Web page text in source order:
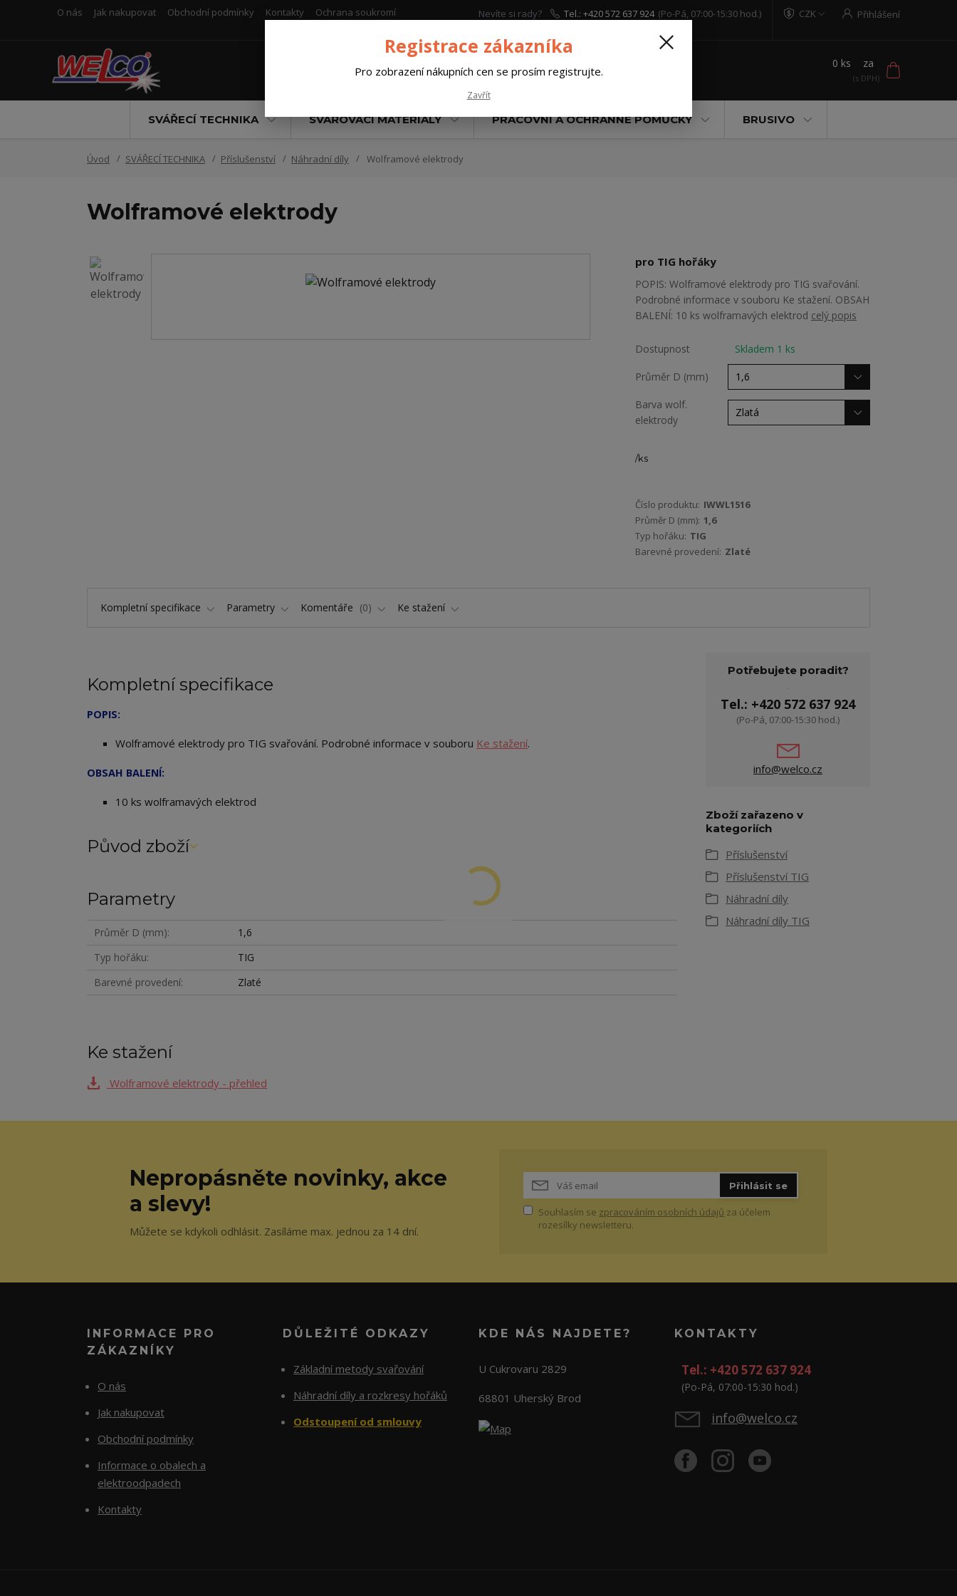
O nás Jak nakupovat Obchodní podmínky Kontakty Ochrana soukromí CZK Přihlášení
Nevíte si rady?
Tel.: +420 572 637 924 (Po-Pá, 07:00-15:30 hod.)
0 ks za
SVÁŘECÍ TECHNIKA SVAŘOVACÍ MATERIÁLY PRACOVNÍ A OCHRANNÉ POMŮCKY BRUSIVO
Úvod SVÁŘECÍ TECHNIKA Příslušenství Náhradní díly Wolframové elektrody
Wolframové elektrody
pro TIG hořáky
POPIS: Wolframové elektrody pro TIG svařování.
Podrobné informace v souboru Ke stažení. OBSAH
BALENÍ: 10 ks wolframavých elektrod celý popis
Dostupnost Skladem 1 ks
Průměr D (mm)
Barva wolf.
elektrody
/ks
Číslo produktu: IWWL1516
Průměr D (mm): 1,6
Typ hořáku: TIG
Barevné provedení: Zlaté
Kompletní specifikace Parametry Komentáře 0 Ke stažení
Kompletní specifikace
POPIS:
Wolframové elektrody pro TIG svařování. Podrobné informace v souboru Ke stažení.
OBSAH BALENÍ:
10 ks wolframavých elektrod
Původ zboží
Parametry
Průměr D (mm)
1,6
Typ hořáku
TIG
Barevné provedení
Zlaté
Potřebujete poradit?
Tel.: +420 572 637 924
(Po-Pá, 07:00-15:30 hod.)
info@welco.cz
Zboží zařazeno v
kategoriích
Příslušenství
Příslušenství TIG
Náhradní díly
Náhradní díly TIG
Ke stažení
Wolframové elektrody - přehled
Nepropásněte novinky, akce
a slevy!
Můžete se kdykoli odhlásit. Zasíláme max. jednou za 14 dní.
Přihlásit se
Souhlasím se zpracováním osobních údajů za účelem
rozesílky newsletteru.
INFORMACE PRO
ZÁKAZNÍKY
O nás
Jak nakupovat
Obchodní podmínky
Informace o obalech a
elektroodpadech
Kontakty
DŮLEŽITÉ ODKAZY
Základní metody svařování
Náhradní díly a rozkresy hořáků
Odstoupení od smlouvy
KDE NÁS NAJDETE?
U Cukrovaru 2829
68801 Uherský Brod
KONTAKTY
Tel.: +420 572 637 924
(Po-Pá, 07:00-15:30 hod.)
info@welco.cz
Registrace zákazníka
Pro zobrazení nákupních cen se prosím registrujte.
Zavřít